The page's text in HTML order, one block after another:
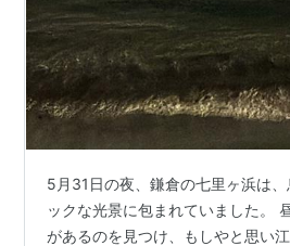
5月31日の夜、鎌倉の七里ヶ浜は
ックな光景に包まれていました。
があるのを見つけ、もしやと思い